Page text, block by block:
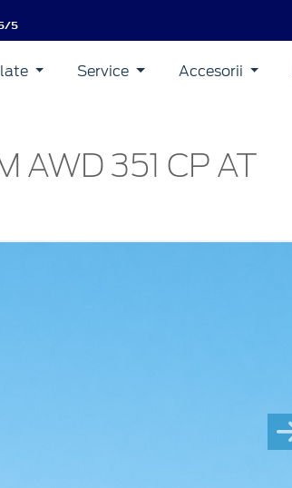
5
Service Accesorii
AWD 351 CP AT